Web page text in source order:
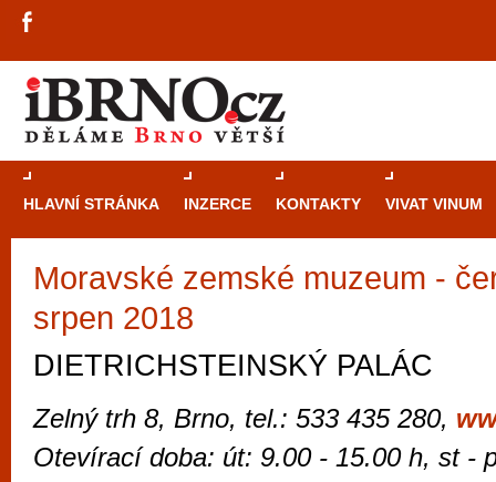
HLAVNÍ STRÁNKA INZERCE KONTAKTY VIVAT VINUM
Moravské zemské muzeum -
srpen 2018
DIETRICHSTEINSKÝ PALÁC
Zelný trh 8, Brno, tel.: 533 435 280,
Otevírací doba: út: 9.00 - 15.00 h, st -
Průvodce
automaty
zajímavé
restaurace,